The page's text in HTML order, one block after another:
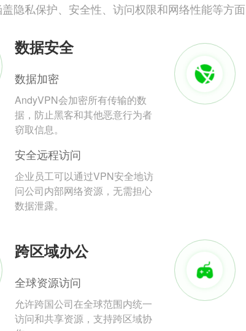
隐私保护、安全性、访问权限和网络性能等方面
数据安全
数据加密
AndyVPN会加密所有传输的数
据，防止黑客和其他恶意行为者
窃取信息。
安全远程访问
企业员工可以通过VPN安全地访
问公司内部网络资源，无需担心
数据泄露。
跨区域办公
全球资源访问
允许跨国公司在全球范围内统一
访问和共享资源，支持跨区域协